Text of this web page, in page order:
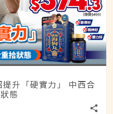
升「硬實力」 中西合
態